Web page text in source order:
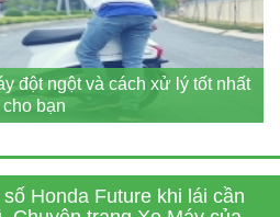
đột ngột và cách xử lý tốt nhất
cho bạn
Honda Future khi lái cần